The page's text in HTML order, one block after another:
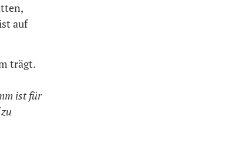
auf
trägt.
ist für